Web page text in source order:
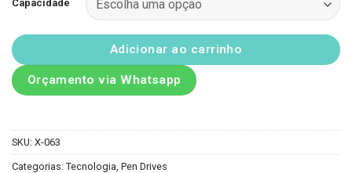
Capacidade
Adicionar ao carrinho
Orçamento via Whatsapp
SKU: X-063
Categorias: Tecnologia Pen Drives